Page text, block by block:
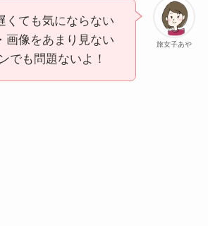
旅女子あや
くても気にならない
画像をあまり見ない
でも問題ないよ！